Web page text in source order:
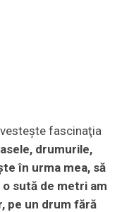
fascinaţia
drumurile,
în urma mea, să
sută de metri am
pe un drum fără